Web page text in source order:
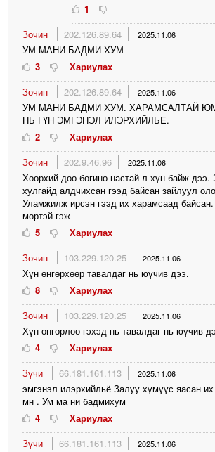
1
Зочин
202.126.89.64 2025.11.06
УМ МАНИ БАДМИ ХУМ
3
Хариулах
Зочин
202.126.89.64 2025.11.06
УМ МАНИ БАДМИ ХУМ. ХАРАМСАЛТАЙ
НЬ ГҮН ЭМГЭНЭЛ ИЛЭРХИЙЛЬE.
2
Хариулах
Зочин
202.9.46.96 2025.11.06
Хөөрхий дөө богино настай л хүн байж дээ.
хулгайд алдчихсан гээд байсан зайлуул
Уламжилж ирсэн гээд их харамсаад
мөртэй гэж
5
Хариулах
Зочин
103.229.120.25 2025.11.06
Хүн өнгөрхөөр тавалдаг нь юүчив дээ.
8
Хариулах
Зочин
103.229.120.25 2025.11.06
Хүн өнгөрлөө гэхэд нь тавалдаг нь юүчив
4
Хариулах
Зүчи
66.181.161.113 2025.11.06
эмгэнэл илэрхийльё Залуу хүмүүс яасан
мн . Ум ма ни бадмихум
4
Хариулах
Зүчи
66.181.161.113 2025.11.06